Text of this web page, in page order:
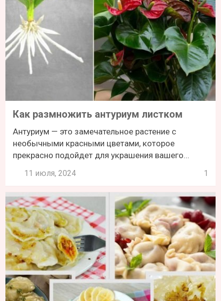
Как размножить антуриум листком
Антуриум — это замечательное растение с
необычными красными цветами, которое
прекрасно подойдет для украшения вашего...
11 июля, 2024 1